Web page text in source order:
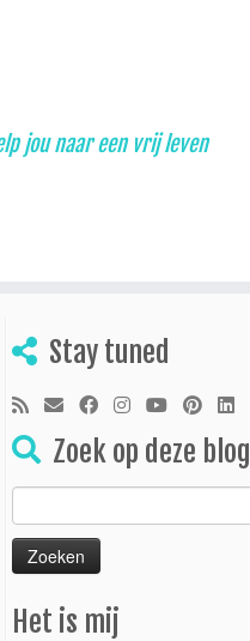
jou naar een vrij leven
Stay tuned
Zoek op deze blog
Zoeken
naar:
Het is mij